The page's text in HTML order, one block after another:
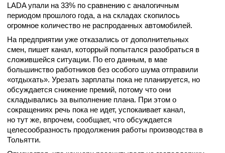
LADA упали на 33% по сравнению с аналогичным
периодом прошлого года, а на складах скопилось
огромное количество не распроданных автомобилей.
На предприятии уже отказались от дополнительных
смен, пишет канал, которрый попытался разобраться в
сложившейся ситуации. По его данным, в мае
большинство работников без особого шума отправили
«отдыхать». Урезать зарплаты пока не планируется, но
обсуждается снижение премий, потому что они
складывались за выполнение плана. При этом о
сокращениях речь пока не идет, успокаивает канал,
но тут же, впрочем, сообщает, что обсуждается
целесообразность продолжения работы производства в
Тольятти.